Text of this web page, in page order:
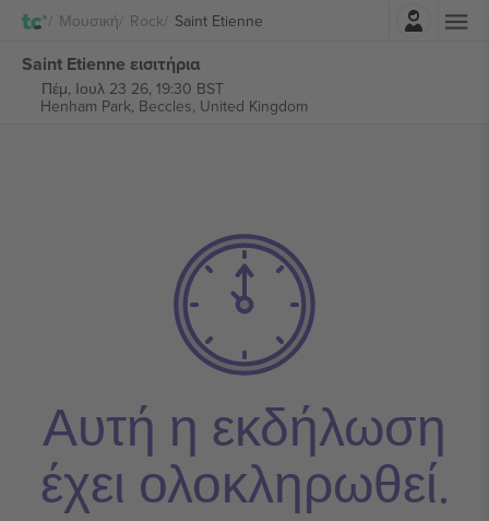
Μουσική Rock Saint Etienne
Saint Etienne εισιτήρια
Πέμ, Ιουλ 23 26, 19:30 BST
Henham Park, Beccles, United Kingdom
Αυτή η εκδήλωση
έχει ολοκληρωθεί.